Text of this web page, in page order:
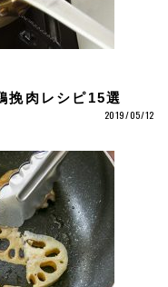
挽肉レシピ15選
2019/05/12